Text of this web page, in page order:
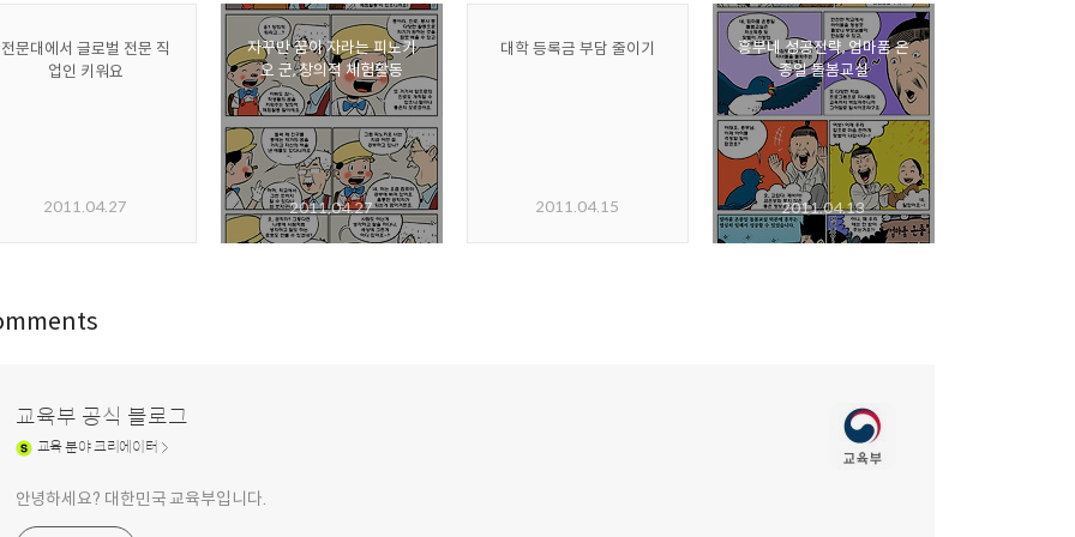
전문대에서 글로벌 전문 직
업인 키워요
2011.04.27
자꾸만 꿈이 자라는 피노키
오 군, 창의적 체험활동
2011.04.27
대학 등록금 부담 줄이기
2011.04.15
흥부네 성공전략, 엄마품 온
종일 돌봄교실
2011.04.13
교육부 공식 블로그
교육분야 크리에이터
안녕하세요? 대한민국 교육부입니다.